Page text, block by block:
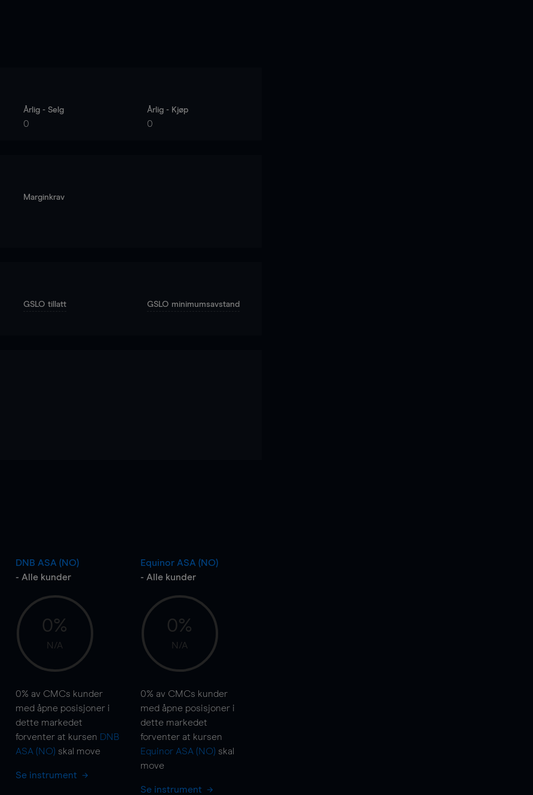
Årlig - Selg
0
Årlig - Kjøp
0
Marginkrav
GSLO tillatt GSLO minimumsavstand
DNB ASA (NO)
- Alle kunder
0%
N/A
0% av CMCs kunder
med åpne posisjoner i
dette markedet
forventer at kursen DNB
ASA (NO) skal move
Se instrument
Equinor ASA (NO)
- Alle kunder
0%
N/A
0% av CMCs kunder
med åpne posisjoner i
dette markedet
forventer at kursen
Equinor ASA (NO) skal
move
Se instrument